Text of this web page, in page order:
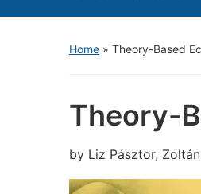
Home » Theory-Based
Theory-
by Liz Pásztor,